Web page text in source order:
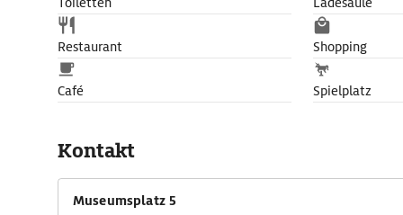
Restaurant Shopping
Café Spielplatz
Kontakt
Museumsplatz 5